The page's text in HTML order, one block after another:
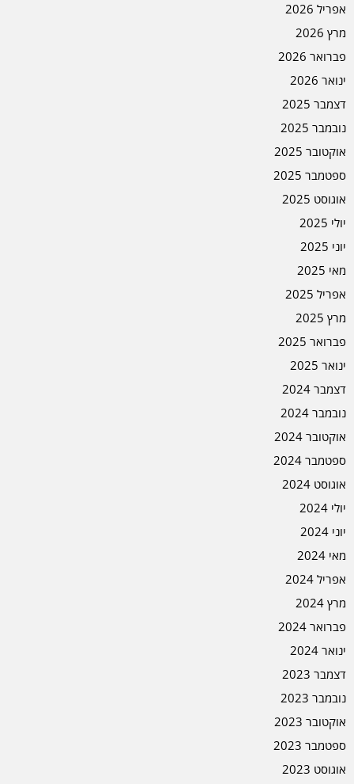
אפריל 2026
מרץ 2026
פברואר 2026
ינואר 2026
דצמבר 2025
נובמבר 2025
אוקטובר 2025
ספטמבר 2025
אוגוסט 2025
יולי 2025
יוני 2025
מאי 2025
אפריל 2025
מרץ 2025
פברואר 2025
ינואר 2025
דצמבר 2024
נובמבר 2024
אוקטובר 2024
ספטמבר 2024
אוגוסט 2024
יולי 2024
יוני 2024
מאי 2024
אפריל 2024
מרץ 2024
פברואר 2024
ינואר 2024
דצמבר 2023
נובמבר 2023
אוקטובר 2023
ספטמבר 2023
אוגוסט 2023